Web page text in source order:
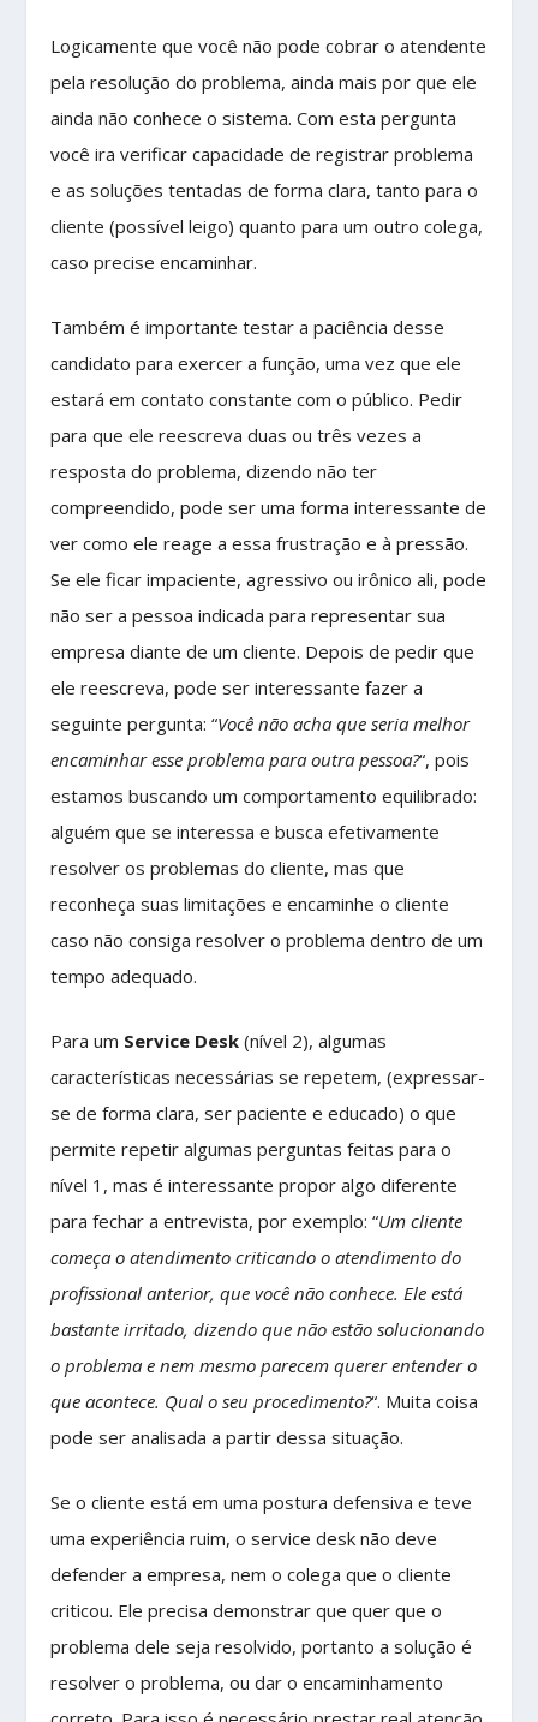
Logicamente que você não pode cobrar o atendente
pela resolução do problema, ainda mais por que ele
ainda não conhece o sistema. Com esta pergunta
você ira verificar capacidade de registrar problema
e as soluções tentadas de forma clara, tanto para o
cliente (possível leigo) quanto para um outro colega,
caso precise encaminhar.
Também é importante testar a paciência desse
candidato para exercer a função, uma vez que ele
estará em contato constante com o público. Pedir
para que ele reescreva duas ou três vezes a
resposta do problema, dizendo não ter
compreendido, pode ser uma forma interessante de
ver como ele reage a essa frustração e à pressão.
Se ele ficar impaciente, agressivo ou irônico ali, pode
não ser a pessoa indicada para representar sua
empresa diante de um cliente. Depois de pedir que
ele reescreva, pode ser interessante fazer a
seguinte pergunta: “Você não acha que seria melhor
encaminhar esse problema para outra pessoa?“, pois
estamos buscando um comportamento equilibrado:
alguém que se interessa e busca efetivamente
resolver os problemas do cliente, mas que
reconheça suas limitações e encaminhe o cliente
caso não consiga resolver o problema dentro de um
tempo adequado.
Para um Service Desk (nível 2), algumas
características necessárias se repetem, (expressar-
se de forma clara, ser paciente e educado) o que
permite repetir algumas perguntas feitas para o
nível 1, mas é interessante propor algo diferente
para fechar a entrevista, por exemplo: “Um cliente
começa o atendimento criticando o atendimento do
profissional anterior, que você não conhece. Ele está
bastante irritado, dizendo que não estão solucionando
o problema e nem mesmo parecem querer entender o
que acontece. Qual o seu procedimento?“. Muita coisa
pode ser analisada a partir dessa situação.
Se o cliente está em uma postura defensiva e teve
uma experiência ruim, o service desk não deve
defender a empresa, nem o colega que o cliente
criticou. Ele precisa demonstrar que quer que o
problema dele seja resolvido, portanto a solução é
resolver o problema, ou dar o encaminhamento